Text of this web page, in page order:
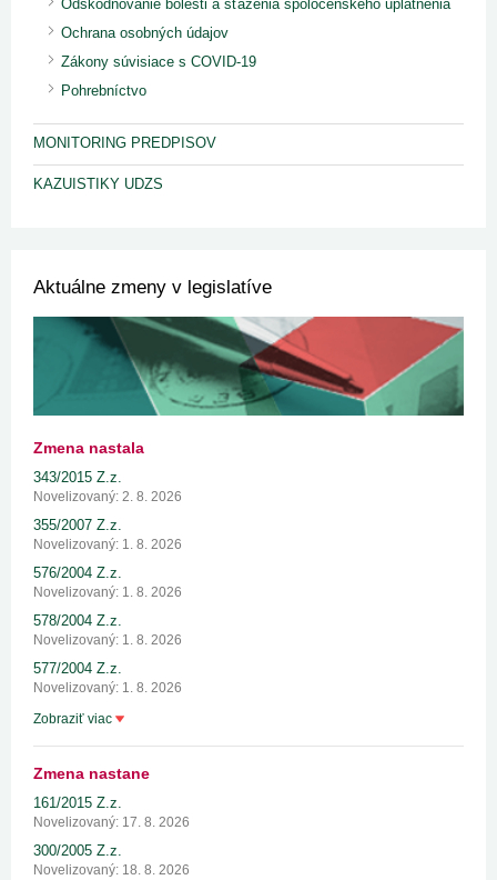
Odškodňovanie bolesti a sťaženia spoločenského uplatnenia
Ochrana osobných údajov
Zákony súvisiace s COVID-19
Pohrebníctvo
MONITORING PREDPISOV
KAZUISTIKY UDZS
Aktuálne zmeny v legislatíve
Zmena nastala
343/2015 Z.z.
Novelizovaný: 2. 8. 2026
355/2007 Z.z.
Novelizovaný: 1. 8. 2026
576/2004 Z.z.
Novelizovaný: 1. 8. 2026
578/2004 Z.z.
Novelizovaný: 1. 8. 2026
577/2004 Z.z.
Novelizovaný: 1. 8. 2026
Zobraziť viac
Zmena nastane
161/2015 Z.z.
Novelizovaný: 17. 8. 2026
300/2005 Z.z.
Novelizovaný: 18. 8. 2026